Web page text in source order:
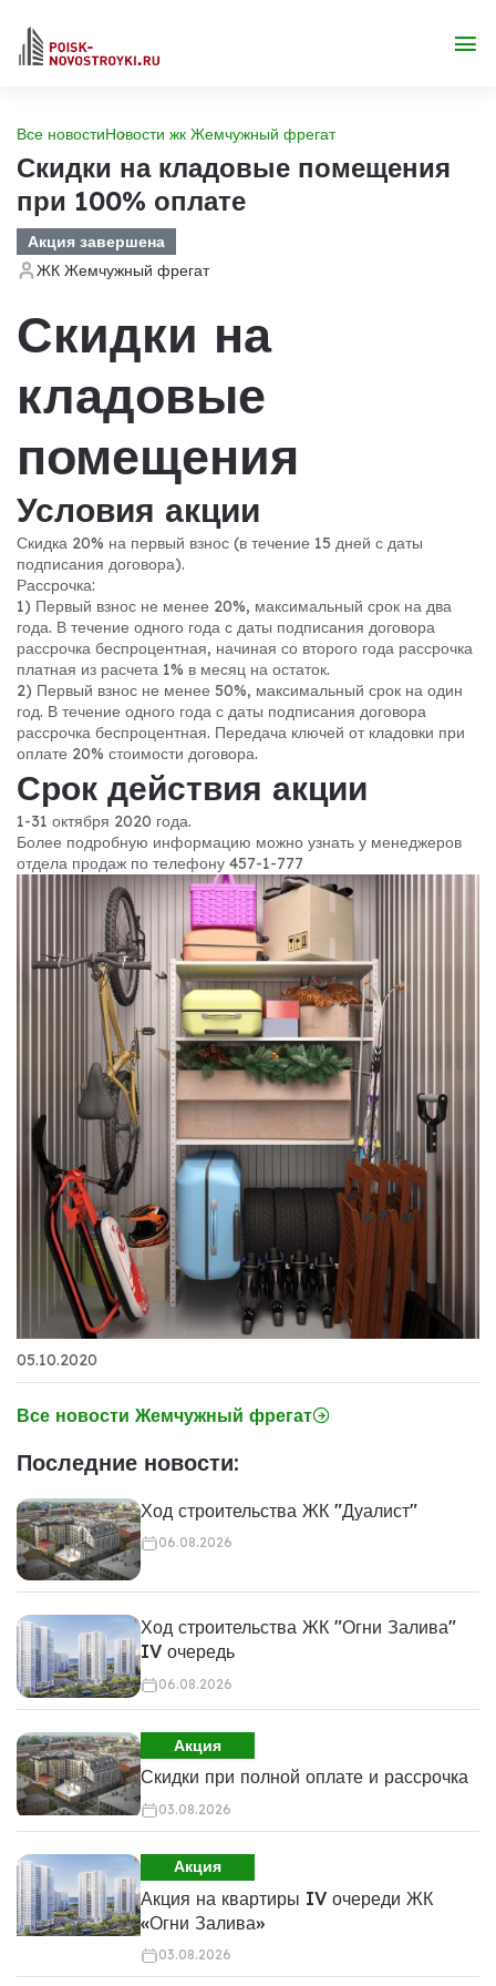
Все новостиНовости жк Жемчужный фрегат
Скидки на кладовые помещения
при 100% оплате
Акция завершена
ЖК Жемчужный фрегат
Скидки на
кладовые
помещения
Условия акции
Скидка 20% на первый взнос (в течение 15 дней с даты
подписания договора).
Рассрочка:
1) Первый взнос не менее 20%, максимальный срок на два
года. В течение одного года с даты подписания договора
рассрочка беспроцентная, начиная со второго года рассрочка
платная из расчета 1% в месяц на остаток.
2) Первый взнос не менее 50%, максимальный срок на один
год. В течение одного года с даты подписания договора
рассрочка беспроцентная. Передача ключей от кладовки при
оплате 20% стоимости договора.
Срок действия акции
1-31 октября 2020 года.
Более подробную информацию можно узнать у менеджеров
отдела продаж по телефону 457-1-777
05.10.2020
Все новости Жемчужный фрегат
Последние новости:
Ход строительства ЖК "Дуалист"
06.08.2026
Ход строительства ЖК "Огни Залива"
IV очередь
06.08.2026
Акция
Скидки при полной оплате и рассрочка
03.08.2026
Акция
Акция на квартиры IV очереди ЖК
«Огни Залива»
03.08.2026